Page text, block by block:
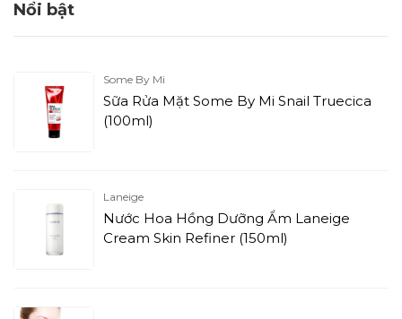
Nổi bật
Some By Mi
Sữa Rửa Mặt Some By Mi Snail Truecica
(100ml)
Laneige
Nước Hoa Hồng Dưỡng Ẩm Laneige
Cream Skin Refiner (150ml)